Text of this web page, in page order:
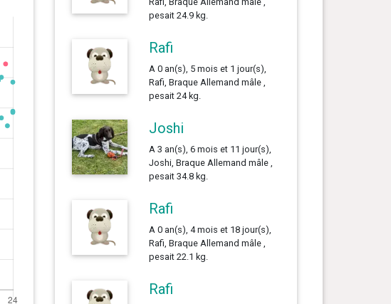
pesait 24.9 kg.
Rafi
A 0 an(s), 5 mois et 1 jour(s),
Rafi, Braque Allemand mâle ,
pesait 24 kg.
Joshi
A 3 an(s), 6 mois et 11 jour(s),
Joshi, Braque Allemand mâle ,
pesait 34.8 kg.
Rafi
A 0 an(s), 4 mois et 18 jour(s),
Rafi, Braque Allemand mâle ,
pesait 22.1 kg.
Rafi